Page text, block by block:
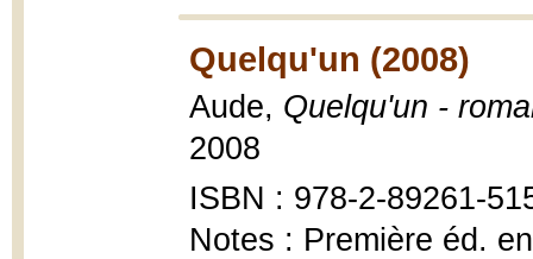
Quelqu'un (2008)
Aude, Quelqu'un -
2008
ISBN : 978-2-89261-
Notes : Première éd.